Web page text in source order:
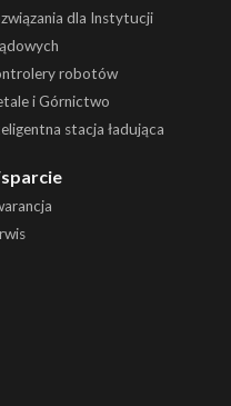
dla Instytucji
robotów
i Górnictwo
stacja ładująca